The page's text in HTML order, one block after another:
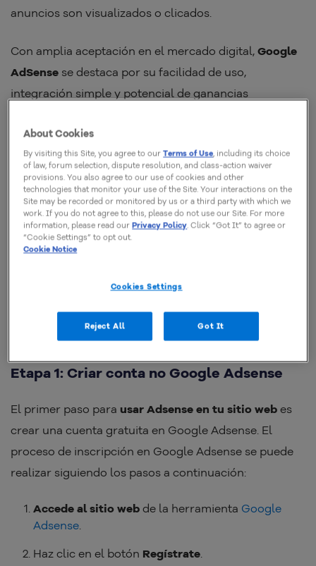
anuncios son visualizados o clicados.
Con amplia aceptación en el mercado digital, Google
AdSense se destaca por su facilidad de uso,
integración simple y potencial de ganancias
moderado.
Cómo agregar Google Adsense en
WordPress
Agregar Google Adsense en WordPress
integración del CMS con Google Adsense. A
Adsense en WordPress
Etapa 1: Criar conta no Google Adsense
El primer paso para usar Adsense en tu sitio web es
crear una cuenta gratuita en Google Adsense. El
proceso de inscripción en Google Adsense se puede
realizar siguiendo los pasos a continuación:
Accede al sitio web de la herramienta Google
Adsense.
Haz clic en el botón Regístrate.
About Cookies
By visiting this Site, you agree to ourTerms of Use, including its choice
of law, forum selection, dispute resolution, and class-action waiver
provisions. You also agree to our use of cookies and other
technologies that monitor your use of the Site. Your interactions on the
Site may be recorded or monitored by us or a third party with which we
work. If you do not agree to this, please do not use our Site. For more
information, please read ourPrivacy Policy. Click “Got It” to agree or
“Cookie Settings” to opt out.
Cookie Notice
Cookies Settings
Reject All Got It